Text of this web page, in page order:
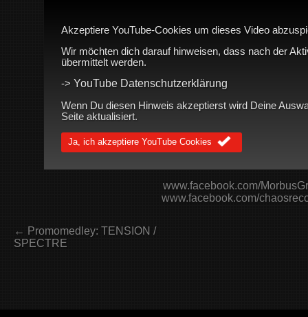
Akzeptiere YouTube-Cookies um dieses Video
Wir möchten dich darauf hinweisen, dass nach der
übermittelt werden.
-> YouTube Datenschutzerklärung
Wenn Du diesen Hinweis akzeptierst wird Deine
Seite aktualisiert.
Ja, ich akzeptiere YouTube Cookies
www.facebook.com/
www.facebook.com/
← Promomedley: TENSION /
SPECTRE